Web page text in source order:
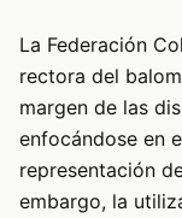
La Federación
rectora del
margen de las
enfocándose en
representación
embargo, la